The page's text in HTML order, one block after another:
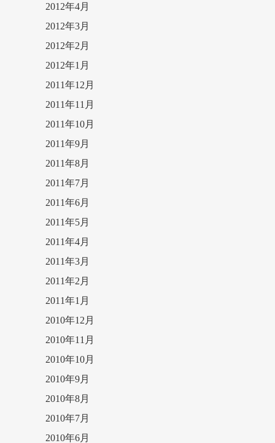
2012年4月
2012年3月
2012年2月
2012年1月
2011年12月
2011年11月
2011年10月
2011年9月
2011年8月
2011年7月
2011年6月
2011年5月
2011年4月
2011年3月
2011年2月
2011年1月
2010年12月
2010年11月
2010年10月
2010年9月
2010年8月
2010年7月
2010年6月